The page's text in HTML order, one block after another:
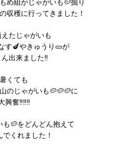
収穫に行ってきました！
たじゃがいも
す🍆やきゅうり🥒が
出来ました‼️
暑くても
のじゃがいも🥔🥔🥔に
興奮‼️‼️‼️
も🥔をどんどん抱えて
くれました！